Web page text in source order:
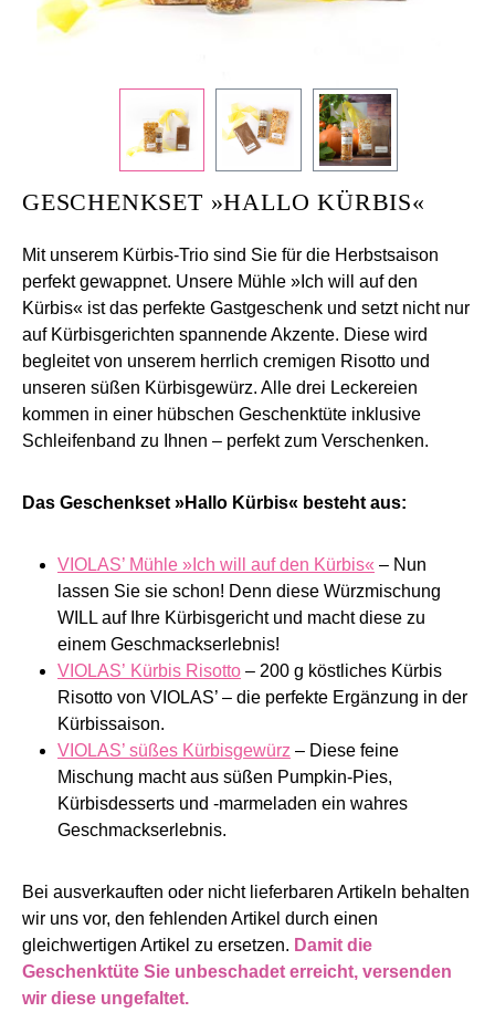
reader
help
you
navigate
and
interact
with
content.
GESCHENKSET »HALLO KÜRBIS«
Mit unserem Kürbis-Trio sind Sie für die Herbstsaison
perfekt gewappnet. Unsere Mühle »Ich will auf den
Kürbis« ist das perfekte Gastgeschenk und setzt nicht nur
auf Kürbisgerichten spannende Akzente. Diese wird
begleitet von unserem herrlich cremigen Risotto und
unseren süßen Kürbisgewürz. Alle drei Leckereien
kommen in einer hübschen Geschenktüte inklusive
Schleifenband zu Ihnen – perfekt zum Verschenken.
Das Geschenkset »Hallo Kürbis« besteht aus:
VIOLAS’ Mühle »Ich will auf den Kürbis« – Nun
lassen Sie sie schon! Denn diese Würzmischung
WILL auf Ihre Kürbisgericht und macht diese zu
einem Geschmackserlebnis!
VIOLAS’ Kürbis Risotto – 200 g köstliches Kürbis
Risotto von VIOLAS’ – die perfekte Ergänzung in der
Kürbissaison.
VIOLAS’ süßes Kürbisgewürz – Diese feine
Mischung macht aus süßen Pumpkin-Pies,
Kürbisdesserts und -marmeladen ein wahres
Geschmackserlebnis.
Bei ausverkauften oder nicht lieferbaren Artikeln behalten
wir uns vor, den fehlenden Artikel durch einen
gleichwertigen Artikel zu ersetzen. Damit die
Geschenktüte Sie unbeschadet erreicht, versenden
wir diese ungefaltet.